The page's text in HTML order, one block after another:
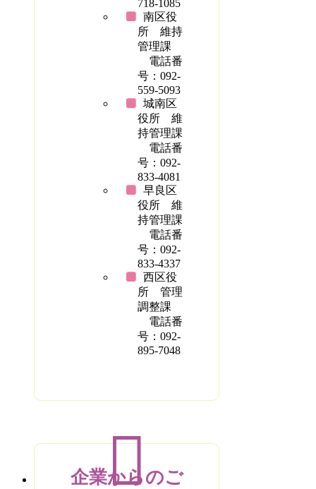
718-1085
南区役
所 維持
管理課
電話番
号：092-
559-5093
城南区
役所 維
持管理課
電話番
号：092-
833-4081
早良区
役所 維
持管理課
電話番
号：092-
833-4337
西区役
所 管理
調整課
電話番
号：092-
895-7048
企業からのご